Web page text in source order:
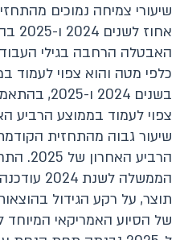
בשנים 2024
הרביע
תוצר, על רקע הגידול
של הסיוע האמריקאי המיוחד